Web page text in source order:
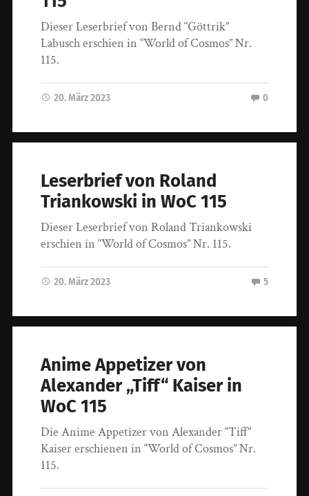
Dieser Leserbrief von Bernd “Göttrik”
Labusch erschien in “World of Cosmos” Nr.
115.
20. März 2023 0
Leserbrief von Roland
Triankowski in WoC 115
Dieser Leserbrief von Roland Triankowski
erschien in “World of Cosmos” Nr. 115.
20. März 2023 5
Anime Appetizer von
Alexander „Tiff“ Kaiser in
WoC 115
Die Anime Appetizer von Alexander “Tiff”
Kaiser erschienen in “World of Cosmos” Nr.
115.